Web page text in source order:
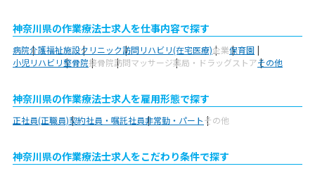
神奈川県の作業療法士求人を仕事内容で探す
病院介護福祉施設クリニック訪問リハビリ(在宅医療)企業保育園
小児リハビリ整骨院接骨院訪問マッサージ薬局・ドラッグストアその他
神奈川県の作業療法士求人を雇用形態で探す
正社員(正職員)契約社員・嘱託社員非常勤・パートその他
神奈川県の作業療法士求人をこだわり条件で探す